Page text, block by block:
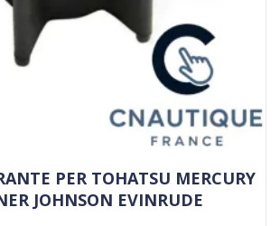
PER TOHATSU MERCURY
JOHNSON EVINRUDE